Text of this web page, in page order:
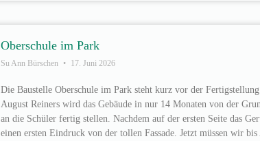
Oberschule im Park
Su Ann Bürschen 17. Juni 2026
Die Baustelle Oberschule im Park steht kurz vor der
August Reiners wird das Gebäude in nur 14 Monaten von der
an die Schüler fertig stellen. Nachdem auf der ersten Seite das
einen ersten Eindruck von der tollen Fassade. Jetzt müssen wir